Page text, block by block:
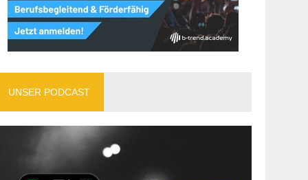
UNSER PODCAST